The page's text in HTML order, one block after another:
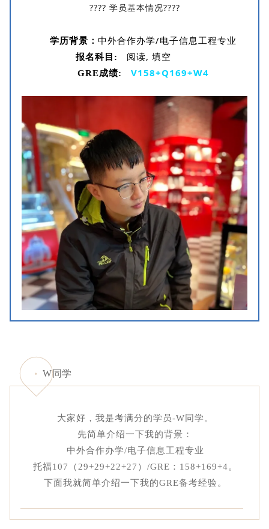
???? 学员基本情况????
学历背景 ： 中外合作办学/电子信息工程专业
报名科目: 阅读, 填空
GRE成绩: V158+Q169+W4
W同学
大家好，我是考满分的学员-W同学。
先简单介绍一下我的背景：
中外合作办学/电子信息工程专业
托福107（29+29+22+27）/GRE：158+169+4。
下面我就简单介绍一下我的GRE备考经验。